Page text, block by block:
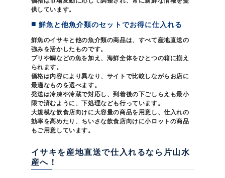
供しています。
鮮魚と他魚介類のセットでお得に仕入れる
鮮魚のイサキと他の魚介類の商品は、すべて産地直送の
強みを活かしたものです。
ブリや鯛などの魚を加え、海鮮全体をひとつの箱に揃え
られます。
価格は内容により異なり、サイトで比較しながらお店に
最適なものを選べます。
発送は冷凍や冷蔵で対応し、到着後の下ごしらえも最小
限で済むように、下処理なども行っています。
大規模な飲食店向けに大容量の商品を用意し、仕入れの
効率を高めたり、ちいさな飲食店向けに小ロットの商品
もご用意しています。
イサキを産地直送で仕入れるなら片山水
産へ！